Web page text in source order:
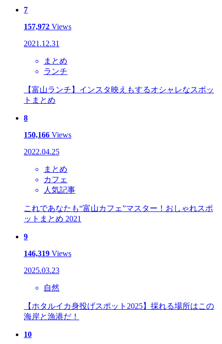
7
157,972 Views
2021.12.31
まとめ
ランチ
【富山ランチ】インスタ映えもするオシャレなスポッ
トまとめ
8
150,166 Views
2022.04.25
まとめ
カフェ
人気記事
これであなたも“富山カフェ”マスター！おしゃれスポ
ットまとめ 2021
9
146,319 Views
2025.03.23
自然
【ホタルイカ身投げスポット2025】採れる場所はこの
海岸と漁港だ！
10